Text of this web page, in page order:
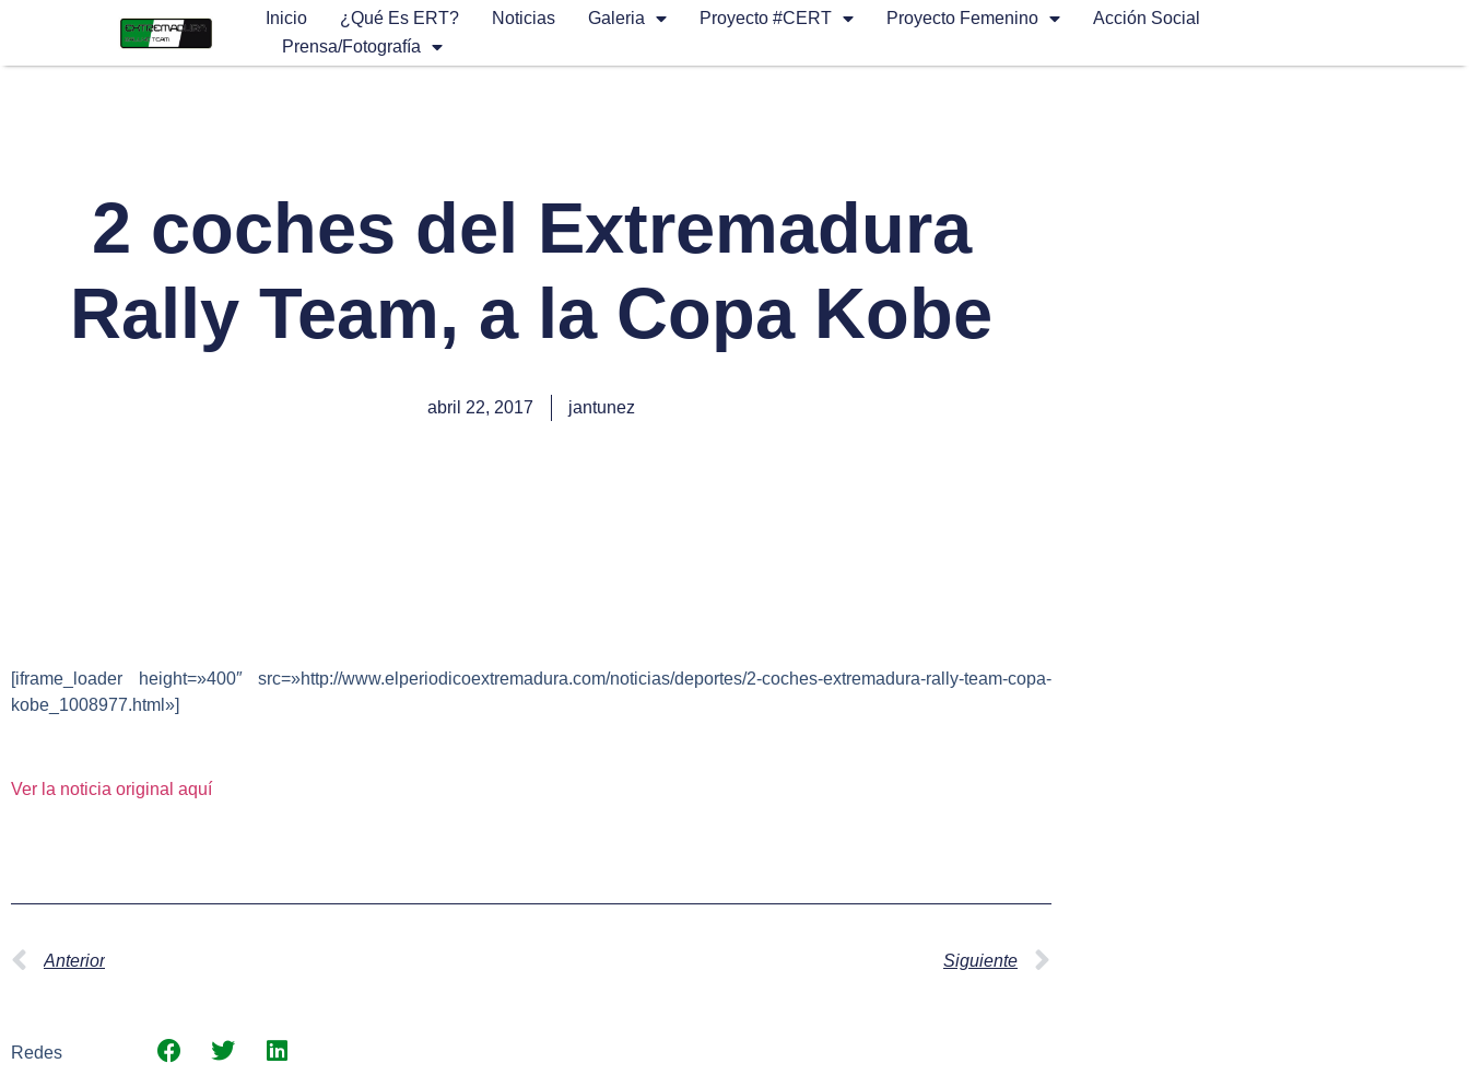
Inicio ¿Qué Es ERT? Noticias Galeria Proyecto #CERT Proyecto Femenino
Acción Social
Prensa/Fotografía
2 coches del Extremadura
Rally Team, a la Copa Kobe
abril 22, 2017 jantunez
[iframe_loader height=»400″ src=»http://www.elperiodicoextremadura.com/noticias/deportes/2-coches-extremadura-rally-team-copa-
kobe_1008977.html»]
Ver la noticia original aquí
Anterior Siguiente
Redes